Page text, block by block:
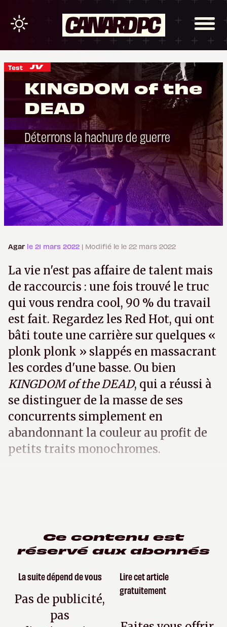
Test
KINGDOM of the
DEAD
Déterrons la hachure de guerre
Agar le 21 mars 2022 | Modifié le le 22 mars 2022
La vie n'est pas affaire de talent mais
de raccourcis : une fois trouvé le truc
qui vous rendra cool, 90 % du travail
est fait. Regardez les Red Hot, qui ont
bâti toute une carrière sur quelques «
plonk plonk » slappés en massacrant
les cordes d'une basse. Ou bien
KINGDOM of the DEAD, qui a réussi à
se distinguer de la masse de ses
concurrents simplement en
abandonnant la couleur au profit de
petits traits monochromes.
Ce contenu est
réservé aux abonnés
La suite dépend de vous
Pas de publicité,
pas
Lire cet article
gratuitement